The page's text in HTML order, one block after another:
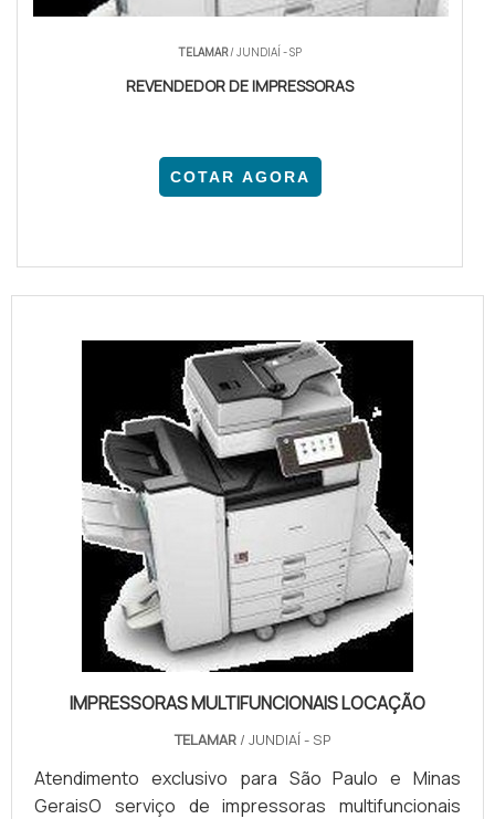
TELAMAR/ JUNDIAÍ - SP
REVENDEDOR DE IMPRESSORAS
COTAR AGORA
IMPRESSORAS MULTIFUNCIONAIS LOCAÇÃO
TELAMAR / JUNDIAÍ - SP
Atendimento exclusivo para São Paulo e Minas
GeraisO serviço de impressoras multifuncionais